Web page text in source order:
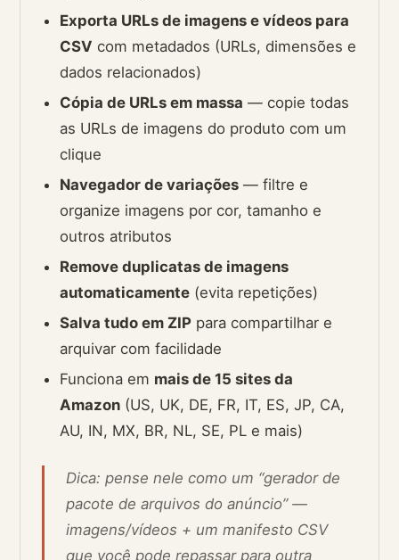
Exporta URLs de imagens e vídeos para
CSV com metadados (URLs, dimensões e
dados relacionados)
Cópia de URLs em massa — copie todas
as URLs de imagens do produto com um
clique
Navegador de variações — filtre e
organize imagens por cor, tamanho e
outros atributos
Remove duplicatas de imagens
automaticamente (evita repetições)
Salva tudo em ZIP para compartilhar e
arquivar com facilidade
Funciona em mais de 15 sites da
Amazon (US, UK, DE, FR, IT, ES, JP, CA,
AU, IN, MX, BR, NL, SE, PL e mais)
Dica: pense nele como um “gerador de
pacote de arquivos do anúncio” —
imagens/vídeos + um manifesto CSV
que você pode repassar para outra